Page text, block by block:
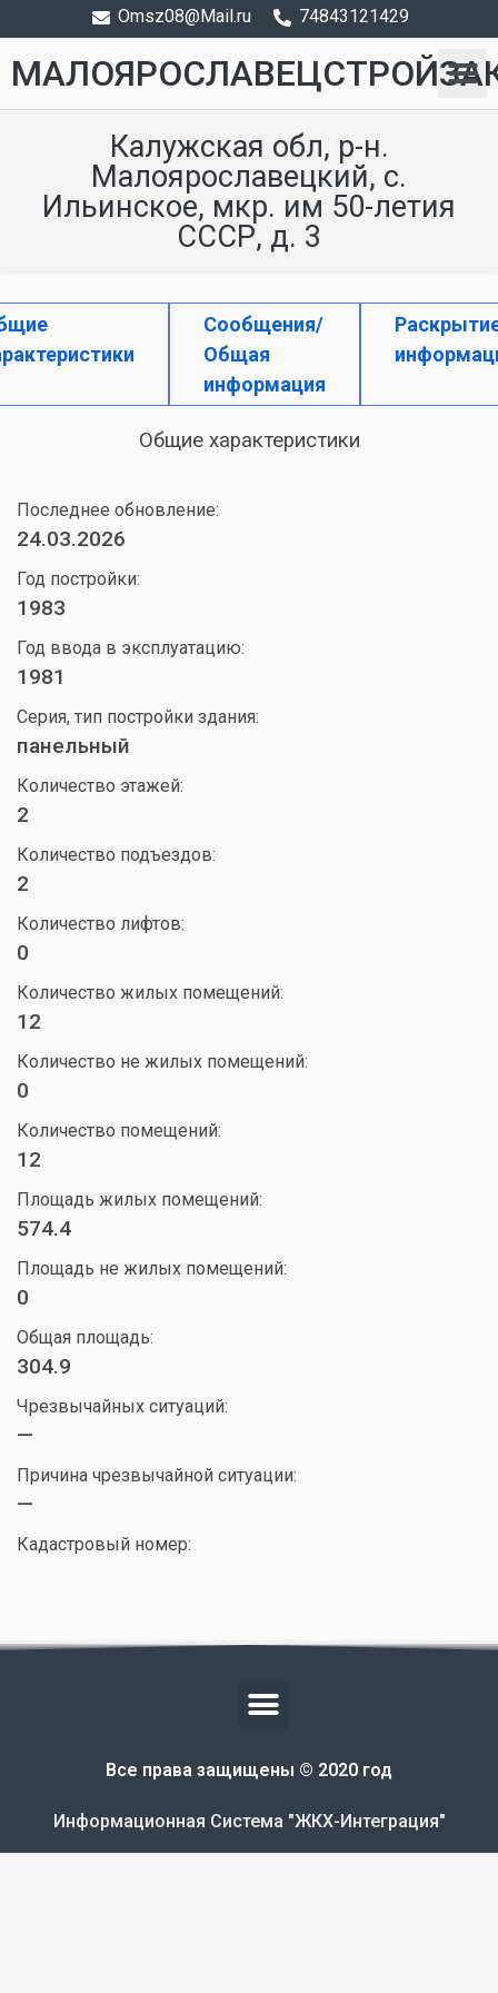
Omsz08@Mail.ru 74843121429
Калужская обл, р-н.
Малоярославецкий, с.
Ильинское, мкр. им 50-летия
СССР, д. 3
Сообщения/
Общая
информация
Общие характеристики
Последнее обновление:
24.03.2026
Год постройки:
1983
Год ввода в эксплуатацию:
1981
Серия, тип постройки здания:
панельный
Количество этажей:
2
Количество подъездов:
2
Количество лифтов:
0
Количество жилых помещений:
12
Количество не жилых помещений:
0
Количество помещений:
12
Площадь жилых помещений:
574.4
Площадь не жилых помещений:
0
Общая площадь:
304.9
Чрезвычайных ситуаций:
—
Причина чрезвычайной ситуации:
—
Кадастровый номер:
Все права защищены © 2020 год
Информационная Система "ЖКХ-Интеграция"